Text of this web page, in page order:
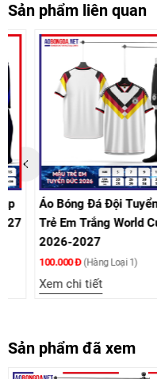
Sản phẩm liên quan
Áo Bóng Đá Đội Tuyển Đức
Trẻ Em Trắng World Cup
2026-2027
100.000 Đ(Hàng Loại 1)
Xem chi tiết
Sản phẩm đã xem